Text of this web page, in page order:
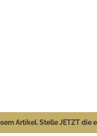
Artikel. Stelle JETZT die